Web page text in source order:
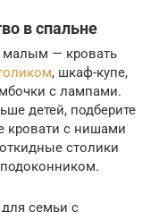
в спальне
малым — кровать
, шкаф-купе,
с лампами.
детей, подберите
кровати с нишами
столики
семьи с